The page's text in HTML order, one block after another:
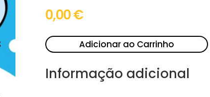
0,00€
Adicionar ao Carrinho
Informação adicional